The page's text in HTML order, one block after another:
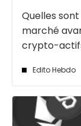
Quelles
marché
crypto-
Edito Hebdo